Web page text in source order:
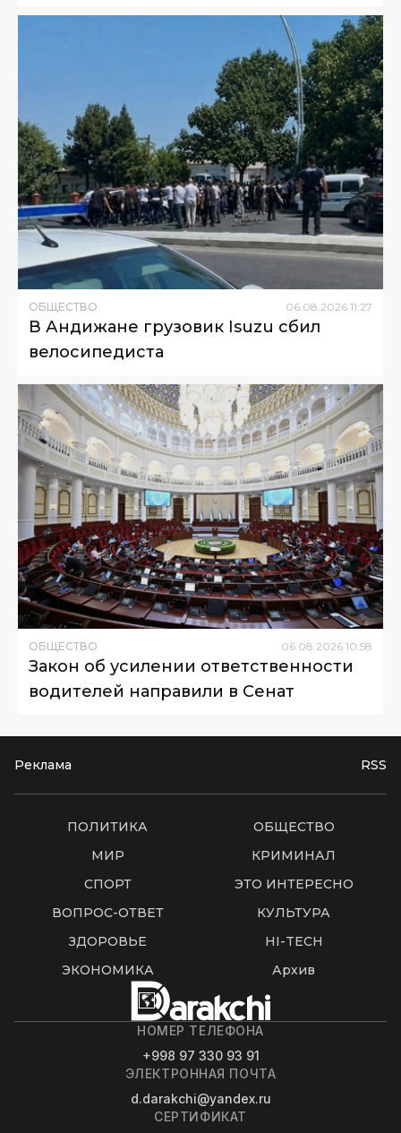
ОБЩЕСТВО 06.08.2026 11:27
В Андижане грузовик Isuzu сбил
велосипедиста
ОБЩЕСТВО 06 08 2026 10:58
Закон об усилении ответственности
водителей направили в Сенат
Реклама RSS
ПОЛИТИКА
ОБЩЕСТВО
МИР
КРИМИНАЛ
СПОРТ
ЭТО ИНТЕРЕСНО
ВОПРОС-ОТВЕТ
КУЛЬТУРА
ЗДОРОВЬЕ
HI-TECH
ЭКОНОМИКА
Архив
НОМЕР ТЕЛЕФОНА
+998 97 330 93 91
ЭЛЕКТРОННАЯ ПОЧТА
d.darakchi@yandex.ru
СЕРТИФИКАТ